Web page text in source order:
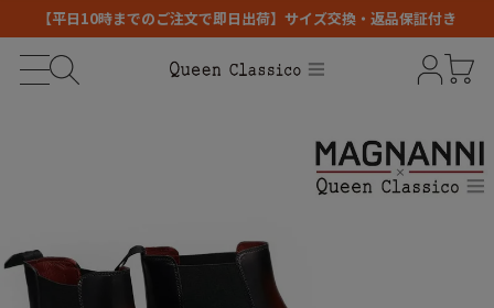
【平日10時までのご注文で即日出荷】サイズ交換・返品保証付き